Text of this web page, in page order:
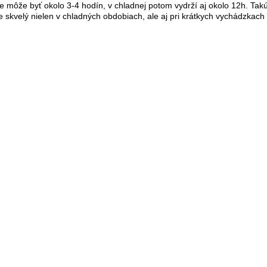
byť okolo 3-4 hodín, v chladnej potom vydrží aj okolo 12h.
nielen v chladných obdobiach, ale aj pri krátkych